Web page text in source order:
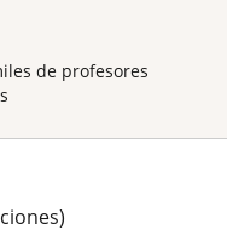
de profesores